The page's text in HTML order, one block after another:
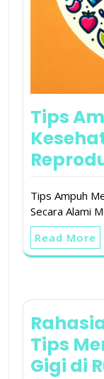
Tips
Tips Ampuh
Secara Alami
Read More
Tips
Gigi di